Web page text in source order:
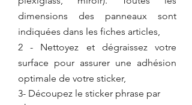
dimensions des panneaux sont
indiquées dans les fiches articles,
2 - Nettoyez et dégraissez votre
surface pour assurer une adhésion
optimale de votre sticker,
3- Découpez le sticker phrase par